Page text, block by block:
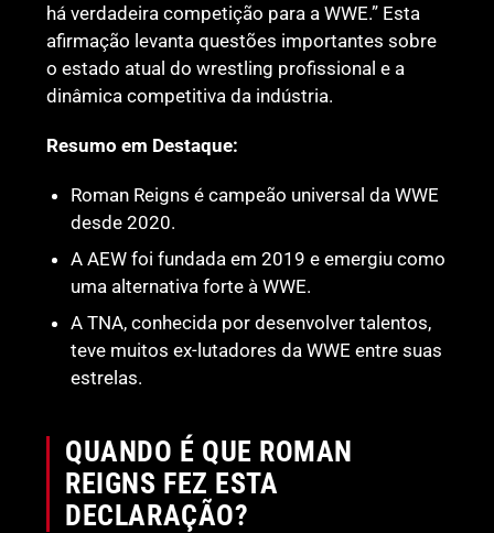
há verdadeira competição para a WWE.” Esta
afirmação levanta questões importantes sobre
o estado atual do wrestling profissional e a
dinâmica competitiva da indústria.
Resumo em Destaque:
Roman Reigns é campeão universal da WWE
desde 2020.
A AEW foi fundada em 2019 e emergiu como
uma alternativa forte à WWE.
A TNA, conhecida por desenvolver talentos,
teve muitos ex-lutadores da WWE entre suas
estrelas.
QUANDO É QUE ROMAN
REIGNS FEZ ESTA
DECLARAÇÃO?